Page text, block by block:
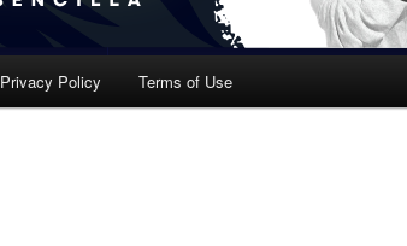
Privacy Policy Terms of Use